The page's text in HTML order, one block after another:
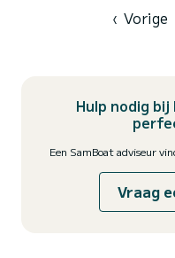
‹ Vorige
Hulp nodig
Een SamBoat adviseur
Vraag